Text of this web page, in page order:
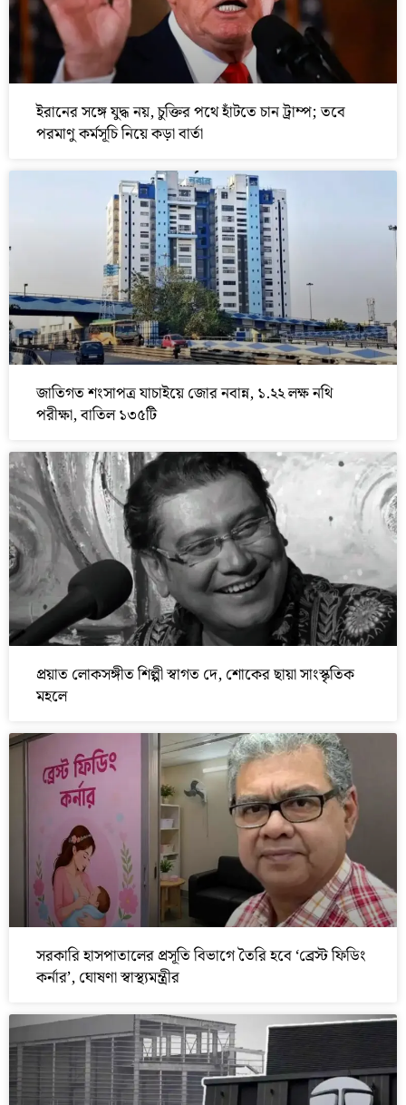
ইরানের সঙ্গে যুদ্ধ নয়, চুক্তির পথে হাঁটতে চান ট্রাম্প; তবে
পরমাণু কর্মসূচি নিয়ে কড়া বার্তা
জাতিগত শংসাপত্র যাচাইয়ে জোর নবান্ন, ১.২২ লক্ষ নথি
পরীক্ষা, বাতিল ১৩৫টি
প্রয়াত লোকসঙ্গীত শিল্পী স্বাগত দে, শোকের ছায়া সাংস্কৃতিক
মহলে
সরকারি হাসপাতালের প্রসূতি বিভাগে তৈরি হবে ‘ব্রেস্ট ফিডিং
কর্নার’, ঘোষণা স্বাস্থ্যমন্ত্রীর